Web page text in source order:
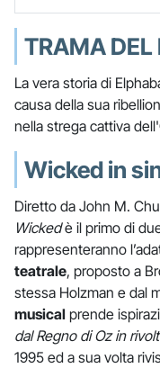
TRAMA DEL
La vera storia di
causa della sua
nella strega cattiva
Wicked in
Diretto da John M.
Wickedè il primo di
rappresenteranno
teatrale, proposto a
stessa Holzman e dal
musical prende
dal Regno di Oz in
1995 ed a sua volta